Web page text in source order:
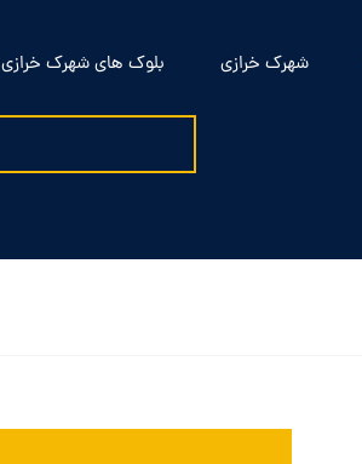
شهرک خرازی بلوک های شهرک خرازی